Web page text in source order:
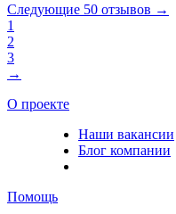
Следующие 50 отзывов →
1
2
3
→
О проекте
Наши вакансии
Блог компании
Помощь